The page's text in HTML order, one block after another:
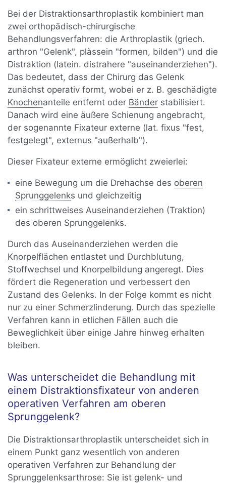
Bei der Distraktionsarthroplastik kombiniert man
zwei orthopädisch-chirurgische
Behandlungsverfahren: die Arthroplastik (griech.
arthron "Gelenk", plàssein "formen, bilden") und die
Distraktion (latein. distrahere "auseinanderziehen").
Das bedeutet, dass der Chirurg das Gelenk
zunächst operativ formt, wobei er z. B. geschädigte
Knochenanteile entfernt oder Bänder stabilisiert.
Danach wird eine äußere Schienung angebracht,
der sogenannte Fixateur externe (lat. fixus "fest,
festgelegt", externus "außerhalb").
Dieser Fixateur externe ermöglicht zweierlei:
eine Bewegung um die Drehachse des oberen
Sprunggelenks und gleichzeitig
ein schrittweises Auseinanderziehen (Traktion)
des oberen Sprunggelenks.
Durch das Auseinanderziehen werden die
Knorpelflächen entlastet und Durchblutung,
Stoffwechsel und Knorpelbildung angeregt. Dies
fördert die Regeneration und verbessert den
Zustand des Gelenks. In der Folge kommt es nicht
nur zu einer Schmerzlinderung. Durch das spezielle
Verfahren kann in etlichen Fällen auch die
Beweglichkeit über einige Jahre hinweg erhalten
bleiben.
Was unterscheidet die Behandlung mit
einem Distraktionsfixateur von anderen
operativen Verfahren am oberen
Sprunggelenk?
Die Distraktionsarthroplastik unterscheidet sich in
einem Punkt ganz wesentlich von anderen
operativen Verfahren zur Behandlung der
Sprunggelenksarthrose: Sie ist gelenk- und